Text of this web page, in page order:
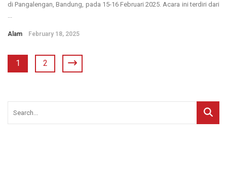
di Pangalengan, Bandung, pada 15-16 Februari 2025. Acara ini terdiri dari
...
Alam February 18, 2025
1 2